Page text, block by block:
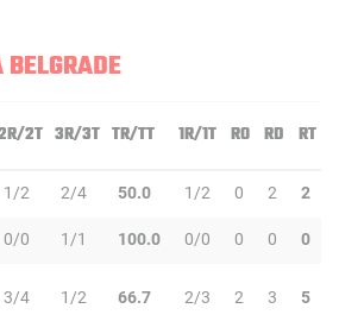
2T 3R/3T TR/TT 1R/1T RO RD RT
1/2 2/4 50.0 1/2 0 2 2
0/0 1/1 100.0 0/0 0 0 0
3/4 1/2 66.7 2/3 2 3 5